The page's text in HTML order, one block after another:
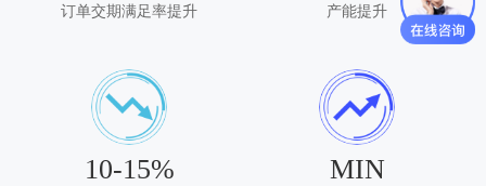
订单交期满足率提升 产能提升
10-15% MIN